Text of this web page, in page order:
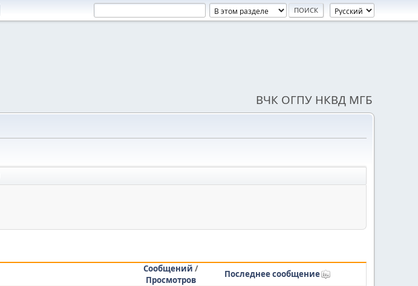
ВЧК ОГПУ НКВД МГБ
Сообщений /
Просмотров
Последнее сообщение